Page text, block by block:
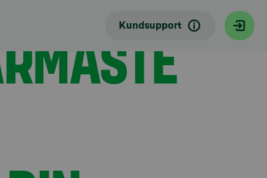
Kundsupport